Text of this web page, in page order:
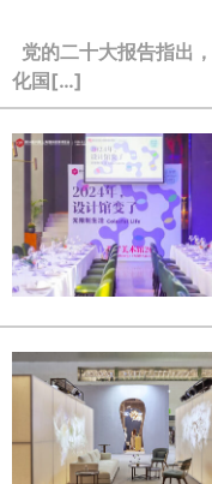
党的二十大报告指出
化国[…]